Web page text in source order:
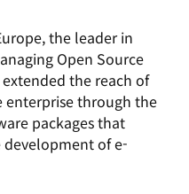
the leader in
Open Source
the reach of
enterprise through the
packages that
development of e-